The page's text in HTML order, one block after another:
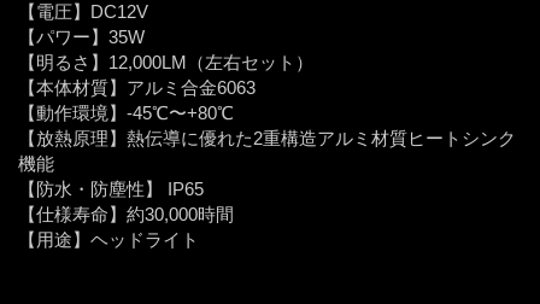
【電圧】DC12V
【パワー】35W
【明るさ】12,000LM（左右セット）
【本体材質】アルミ合金6063
【動作環境】-45℃〜+80℃
【放熱原理】熱伝導に優れた2重構造アルミ材質ヒートシンク
機能
【防水・防塵性】 IP65
【仕様寿命】約30,000時間
【用途】ヘッドライト